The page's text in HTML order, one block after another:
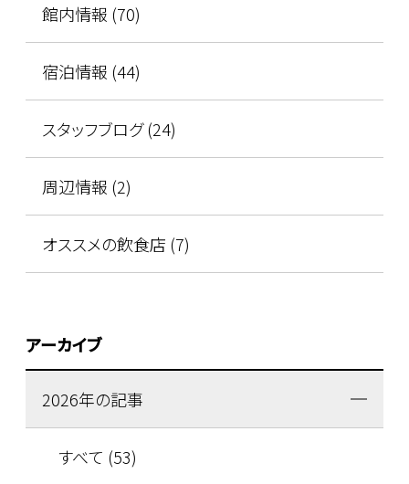
館内情報 (70)
宿泊情報 (44)
スタッフブログ (24)
周辺情報 (2)
オススメの飲食店 (7)
アーカイブ
2026年の記事
すべて (53)